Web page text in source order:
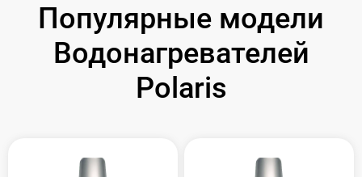
Популярные модели
Водонагревателей
Polaris